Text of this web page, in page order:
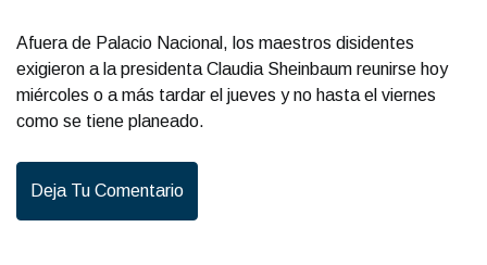
Afuera de Palacio Nacional, los maestros disidentes
exigieron a la presidenta Claudia Sheinbaum reunirse hoy
miércoles o a más tardar el jueves y no hasta el viernes
como se tiene planeado.
Deja Tu Comentario